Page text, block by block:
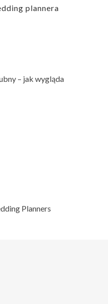
plannera
– jak wygląda
Planners